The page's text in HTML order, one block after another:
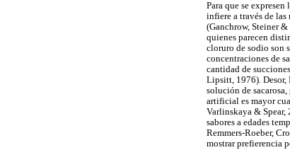
Para que se
infiere a través de
(Ganchrow, Steiner
quienes parecen
cloruro de sodio son
concentraciones de
cantidad de
Lipsitt, 1976). Desor,
solución de
artificial es mayor
Varlinskaya & Spear,
sabores a edades
Remmers-Roeber,
mostrar prefierencia